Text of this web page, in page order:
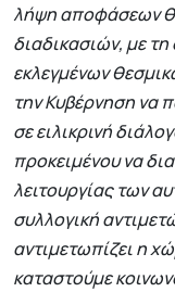
λήψη αποφάσεων
διαδικασιών, με
εκλεγμένων
την Κυβέρνηση να
σε ειλικρινή
προκειμένου να
λειτουργίας των
συλλογική
αντιμετωπίζει η
καταστούμε